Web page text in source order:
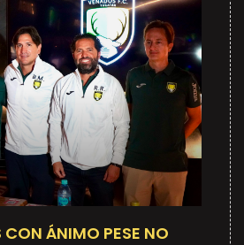
ÁNIMO PESE NO